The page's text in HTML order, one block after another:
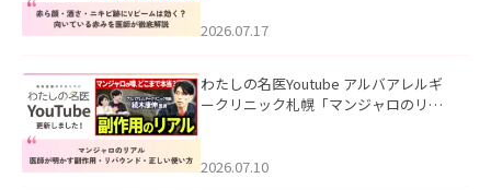
した。
2026.07.17
わたしの名医Youtube アルバアレルギ
ークリニック札幌「マンジャロのリア
た。
2026.07.10